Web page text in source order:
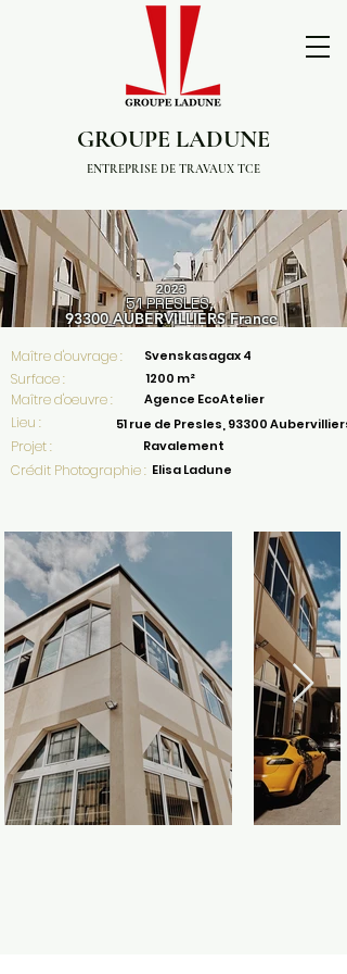
GROUPE LADUNE
ENTREPRISE DE TRAVAUX TCE
2023
51 PRESLES,
93300 AUBERVILLIERSFrance
Maître d'ouvrage : Svenskasagax 4
Surface : 1200 m²
Maître d'oeuvre : Agence EcoAtelier
Lieu : 51 rue de Presles, 93300 Aubervilliers
Projet : Ravalement
Crédit Photographie : Elisa Ladune